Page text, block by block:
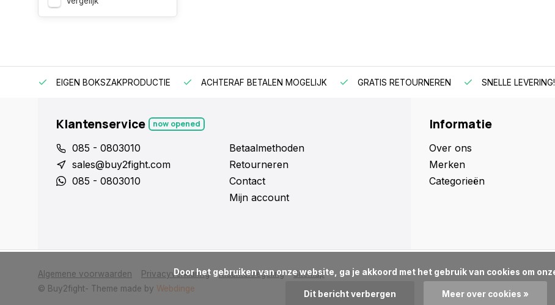
EIGEN BOKSZAKPRODUCTIE ACHTERAF BETALEN MOGELIJK GRATIS RETOURNEREN SNELLE LEVERING!
Klantenservice now opened
085 - 0803010
sales@buy2fight.com
085 - 0803010
Betaalmethoden
Retourneren
Contact
Mijn account
Informatie
Over ons
Merken
Categorieën
Algemene voorwaarden Privacyverklaring Klachtenregeling
Sitemap
© Buy2fight- Theme made by Webdinge
      Door het gebruiken van onze website, ga je akkoord met het gebruik van cookies om onze website te verbeteren.
Dit bericht verbergen Meer over cookies »